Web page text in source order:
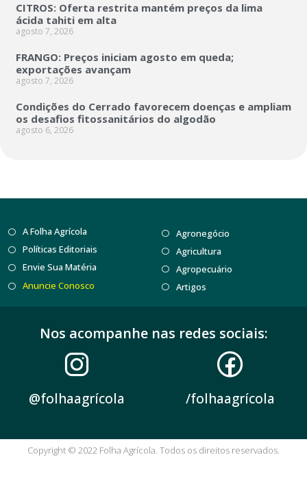
CITROS: Oferta restrita mantém preços da lima
ácida tahiti em alta
agosto 7, 2026
FRANGO: Preços iniciam agosto em queda;
exportações avançam
agosto 7, 2026
Condições do Cerrado favorecem doenças e ampliam
os desafios fitossanitários do algodão
agosto 6, 2026
A Folha Agrícola
Políticas Editoriais
Envie Sua Matéria
Anuncie Conosco
Agronegócio
Agricultura
Agropecuário
Artigos
Nos acompanhe nas redes sociais:
@folhaagrícola /folhaagrícola
Copyright © 2022 Folha Agrícola. Todos os direitos reservados.